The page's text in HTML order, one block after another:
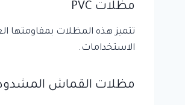
مظلات PVC
تتميز هذه المظلات بمقاومتها
الاستخدامات.
مظلات القماش